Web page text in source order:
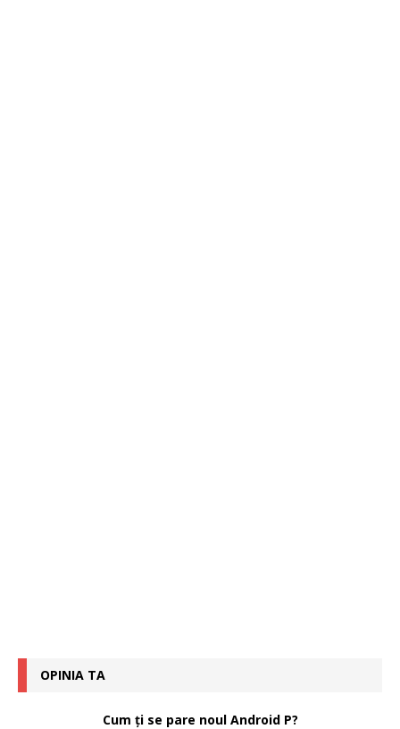
OPINIA TA
Cum ți se pare noul Android P?